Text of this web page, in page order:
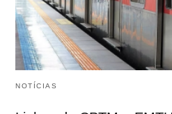
NOTÍCIAS